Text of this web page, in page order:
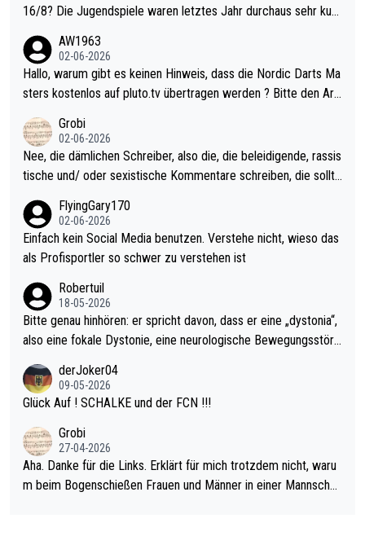
16/8? Die Jugendspiele waren letztes Jahr durchaus sehr kurz
Allerdings ist Mitchell Lawrie als Nummer 1 der Welt eh qualifi
ziert. Somit ändert die automatische Qualifikation des Weltmei
sters erstmal nichts. Ich denke sie wollen damit für nächstes J
ohl wenig WDF Turniere spielen. Dies war bei Archie Self letzt
es Jahr der Fall. Er musste als amtierender Weltmeister durch
den Qualifier und ich glaube kaum, dass Mitchel sich das (in Ve
gas) antun würde, wenn er doch eigentlich die PDC-WM als Zi
el hat.
AW1963
02-06-2026
Hallo, warum gibt es keinen Hinweis, dass die Nordic Darts Ma
sters kostenlos auf pluto.tv übertragen werden ? Bitte den Arti
Grobi
02-06-2026
Nee, die dämlichen Schreiber, also die, die beleidigende, rassis
tische und/ oder sexistische Kommentare schreiben, die sollte
s Leben in den Griff kriegen. Nur eins wundert mich: Luke Little
r war doch neulich erst derjenige, der über Social Media GvV p
rovoziert hat. Und Littlers Mutter schießt öfters mal gegen Ric
FlyingGary170
02-06-2026
Einfach kein Social Media benutzen. Verstehe nicht, wieso das
als Profisportler so schwer zu verstehen ist
Robertuil
18-05-2026
Bitte genau hinhören: er spricht davon, dass er eine „dystonia“,
also eine fokale Dystonie, eine neurologische Bewegungsstöru
erden, im Arm hat. Und, dass Medikamente ihm helfen! Ich glau
be immer noch, dass sehr viele der Dartits-Fälle fälschlich psy
diese könnten teils wirksam behandelt werden! Dafür müsste
man nur zum Neurologen und nicht zum Mentaltrainer gehen…
derJoker04
09-05-2026
Glück Auf ! SCHALKE und der FCN !!!
Grobi
27-04-2026
Aha. Danke für die Links. Erklärt für mich trotzdem nicht, waru
m beim Bogenschießen Frauen und Männer in einer Mannschaf